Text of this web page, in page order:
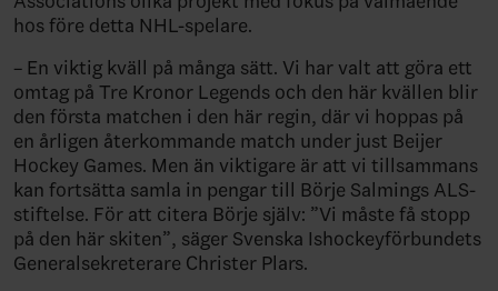
hos före detta NHL-spelare.
– En viktig kväll på många sätt. Vi har valt att göra ett
omtag på Tre Kronor Legends och den här kvällen blir
den första matchen i den här regin, där vi hoppas på
en årligen återkommande match under just Beijer
Hockey Games. Men än viktigare är att vi tillsammans
kan fortsätta samla in pengar till Börje Salmings ALS-
stiftelse. För att citera Börje själv: ”Vi måste få stopp
på den här skiten”, säger Svenska Ishockeyförbundets
Generalsekreterare Christer Plars.